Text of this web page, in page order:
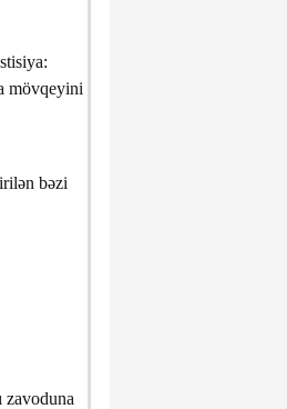
mövqeyini
bəzi
zavoduna